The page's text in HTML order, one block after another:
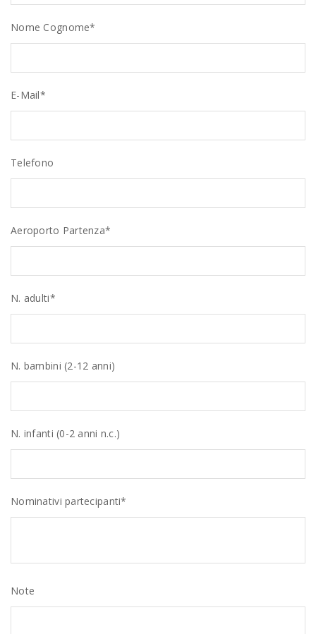
Nome Cognome*
E-Mail*
Telefono
Aeroporto Partenza*
N. adulti*
N. bambini (2-12 anni)
N. infanti (0-2 anni n.c.)
Nominativi partecipanti*
Note